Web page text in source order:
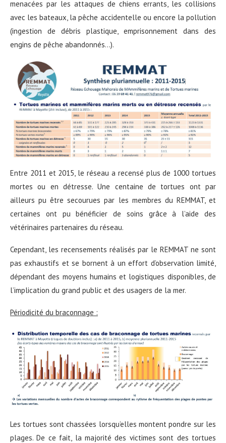
menacées par les attaques de chiens errants, les collisions
avec les bateaux, la pêche accidentelle ou encore la pollution
(ingestion de débris plastique, emprisonnement dans des
engins de pêche abandonnés…).
Entre 2011 et 2015, le réseau a recensé plus de 1000 tortues
mortes ou en détresse. Une centaine de tortues ont par
ailleurs pu être secourues par les membres du REMMAT, et
certaines ont pu bénéficier de soins grâce à l’aide des
vétérinaires partenaires du réseau.
Cependant, les recensements réalisés par le REMMAT ne sont
pas exhaustifs et se bornent à un effort d’observation limité,
dépendant des moyens humains et logistiques disponibles, de
l’implication du grand public et des usagers de la mer.
Périodicité du braconnage :
Les tortues sont chassées lorsqu’elles montent pondre sur les
plages. De ce fait, la majorité des victimes sont des tortues